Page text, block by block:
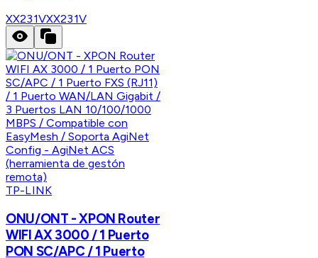
XX231VXX231V
TP-LINK
ONU/ONT - XPON Router
WIFI AX 3000 / 1 Puerto
PON SC/APC / 1 Puerto